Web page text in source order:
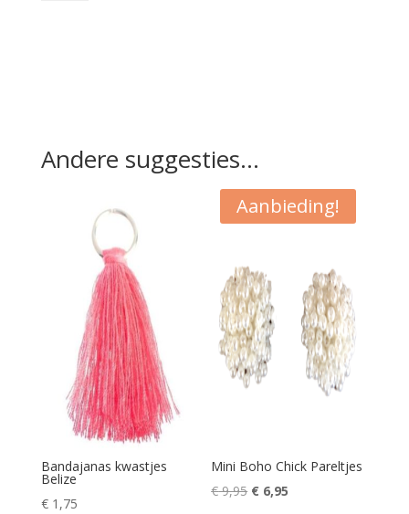
Andere suggesties…
Bandajanas kwastjes
Belize
€1,75
Aanbieding!
Mini Boho Chick Pareltjes
€9,95 Oorspronkelijke
€ 6,95